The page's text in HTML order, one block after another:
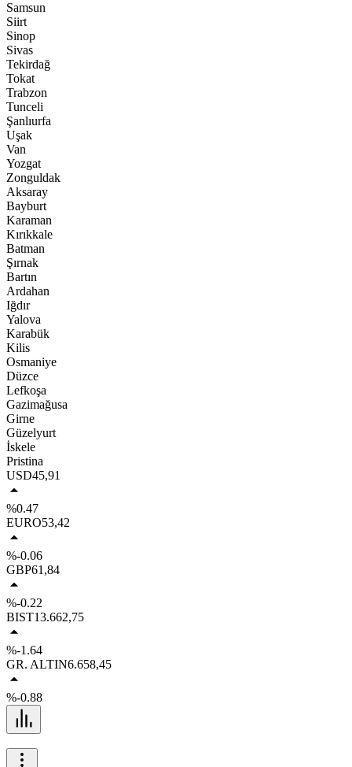
Samsun
Siirt
Sinop
Sivas
Tekirdağ
Tokat
Trabzon
Tunceli
Şanlıurfa
Uşak
Van
Yozgat
Zonguldak
Aksaray
Bayburt
Karaman
Kırıkkale
Batman
Şırnak
Bartın
Ardahan
Iğdır
Yalova
Karabük
Kilis
Osmaniye
Düzce
Lefkoşa
Gazimağusa
Girne
Güzelyurt
İskele
Pristina
USD45,91
%0.47
EURO53,42
%-0.06
GBP61,84
%-0.22
BIST13.662,75
%-1.64
GR. ALTIN6.658,45
%-0.88